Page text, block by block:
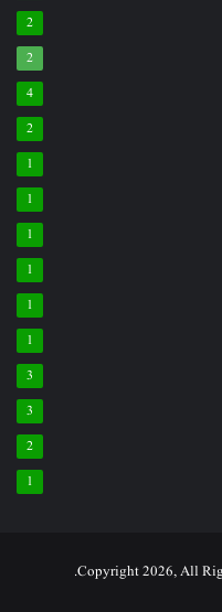
2
2
4
2
1
1
1
1
1
1
3
3
2
1